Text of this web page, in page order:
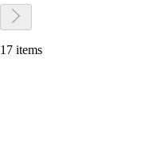
17 items